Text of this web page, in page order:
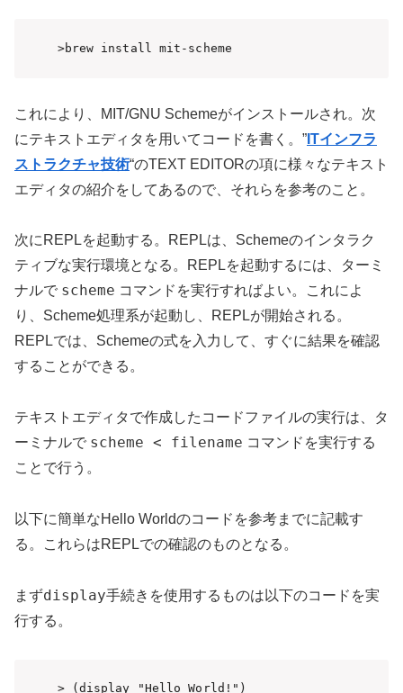
>brew install mit-scheme
これにより、MIT/GNU Schemeがインストールされ。次
にテキストエディタを用いてコードを書く。” ITインフラ
ストラクチャ技術“のTEXT EDITORの項に様々なテキスト
エディタの紹介をしてあるので、それらを参考のこと。
次にREPLを起動する。REPLは、Schemeのインタラク
ティブな実行環境となる。REPLを起動するには、ターミ
ナルで scheme コマンドを実行すればよい。これによ
り、Scheme処理系が起動し、REPLが開始される。
REPLでは、Schemeの式を入力して、すぐに結果を確認
することができる。
テキストエディタで作成したコードファイルの実行は、タ
ーミナルで scheme < filename コマンドを実行する
ことで行う。
以下に簡単なHello Worldのコードを参考までに記載す
る。これらはREPLでの確認のものとなる。
まずdisplay手続きを使用するものは以下のコードを実
行する。
> (display "Hello World!")